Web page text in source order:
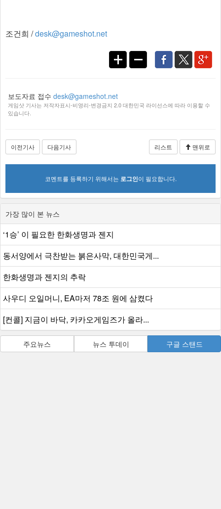
조건희 /desk@gameshot.net
보도자료 접수 desk@gameshot.net
게임샷 기사는 저작자표시-비영리-변경금지 2.0 대한민국 라이선스에 따라 이용할 수
있습니다.
이전기사 다음기사 리스트 맨위로
코멘트를 등록하기 위해서는 로그인이 필요합니다.
가장 많이 본 뉴스
‘1승’ 이 필요한 한화생명과 젠지
동서양에서 극찬받는 붉은사막, 대한민국게...
한화생명과 젠지의 추락
사우디 오일머니, EA마저 78조 원에 삼켰다
[컨콜] 지금이 바닥, 카카오게임즈가 올라...
주요뉴스 뉴스 투데이 구글 스탠드